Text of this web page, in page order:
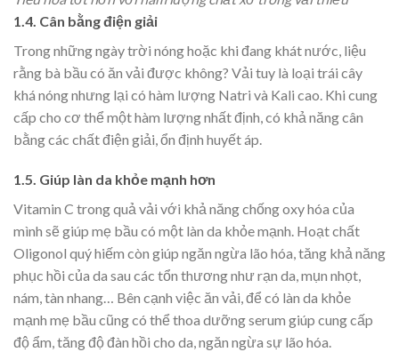
1.4. Cân bằng điện giải
Trong những ngày trời nóng hoặc khi đang khát nước, liệu
rằng bà bầu có ăn vải được không? Vải tuy là loại trái cây
khá nóng nhưng lại có hàm lượng Natri và Kali cao. Khi cung
cấp cho cơ thể một hàm lượng nhất định, có khả năng cân
bằng các chất điện giải, ổn định huyết áp.
1.5. Giúp làn da khỏe mạnh hơn
Vitamin C trong quả vải với khả năng chống oxy hóa của
mình sẽ giúp mẹ bầu có một làn da khỏe mạnh. Hoạt chất
Oligonol quý hiếm còn giúp ngăn ngừa lão hóa, tăng khả năng
phục hồi của da sau các tổn thương như rạn da, mụn nhọt,
nám, tàn nhang… Bên cạnh việc ăn vải, để có làn da khỏe
mạnh mẹ bầu cũng có thể thoa dưỡng serum giúp cung cấp
độ ẩm, tăng độ đàn hồi cho da, ngăn ngừa sự lão hóa.